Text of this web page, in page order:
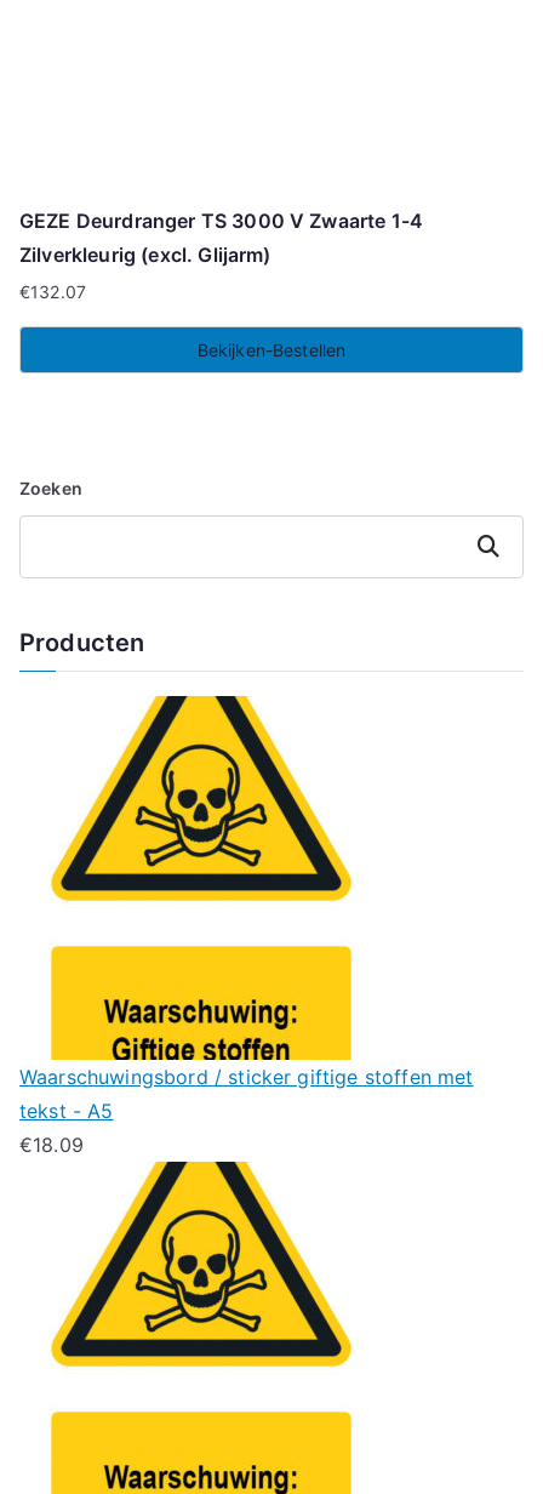
GEZE Deurdranger TS 3000 V Zwaarte 1-4
Zilverkleurig (excl. Glijarm)
€132.07
Bekijken-Bestellen
Zoeken
Zoeken
Producten
Waarschuwingsbord / sticker giftige stoffen met
tekst - A5
€18.09